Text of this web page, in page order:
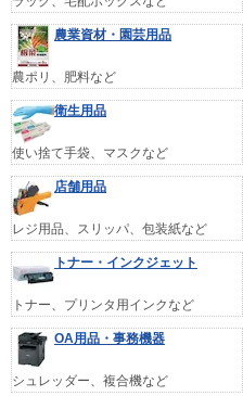
農業資材・園芸用品
農ポリ、肥料など
衛生用品
使い捨て手袋、マスクなど
店舗用品
レジ用品、スリッパ、包装紙など
トナー・インクジェット
トナー、プリンタ用インクなど
OA用品・事務機器
シュレッダー、複合機など